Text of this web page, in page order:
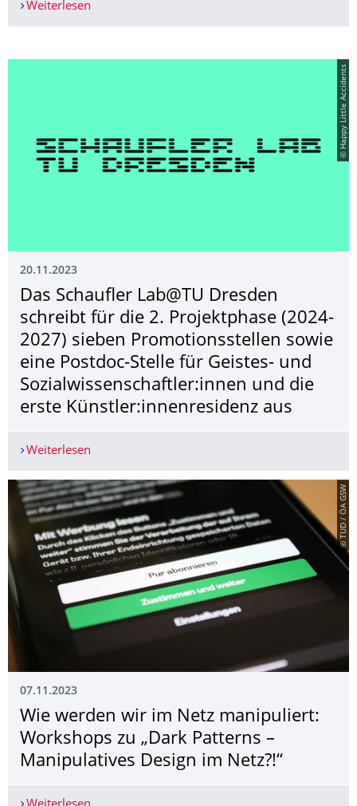
Weiterlesen
© Happy Little Accidents
20.11.2023
Das Schaufler Lab@TU Dresden
schreibt für die 2. Projektphase (2024-
2027) sieben Promotionsstellen sowie
eine Postdoc-Stelle für Geistes- und
Sozialwissen­schaftler:innen und die
erste Künstler:innenresidenz aus
Weiterlesen
© TUD / ÖA GSW
07.11.2023
Wie werden wir im Netz manipuliert:
Workshops zu „Dark Patterns –
Manipulatives Design im Netz?!“